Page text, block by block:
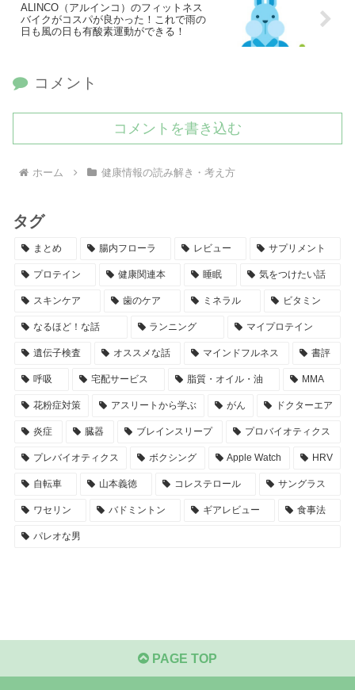
ALINCO（アルインコ）のフィットネス
バイクがコスパが良かった！これで雨の
日も風の日も有酸素運動ができる！
コメント
コメントを書き込む
ホーム 健康情報の読み解き・考え方
タグ
まとめ 腸内フローラ レビュー サプリメント
プロテイン 健康関連本 睡眠 気をつけたい話
スキンケア 歯のケア ミネラル ビタミン
なるほど！な話 ランニング マイプロテイン
遺伝子検査 オススメな話 マインドフルネス 書評
呼吸 宅配サービス 脂質・オイル・油 MMA
花粉症対策 アスリートから学ぶ がん ドクターエア
炎症 臓器 ブレインスリープ プロバイオティクス
プレバイオティクス ボクシング Apple Watch HRV
自転車 山本義徳 コレステロール サングラス
ワセリン バドミントン ギアレビュー 食事法
パレオな男
PAGE TOP